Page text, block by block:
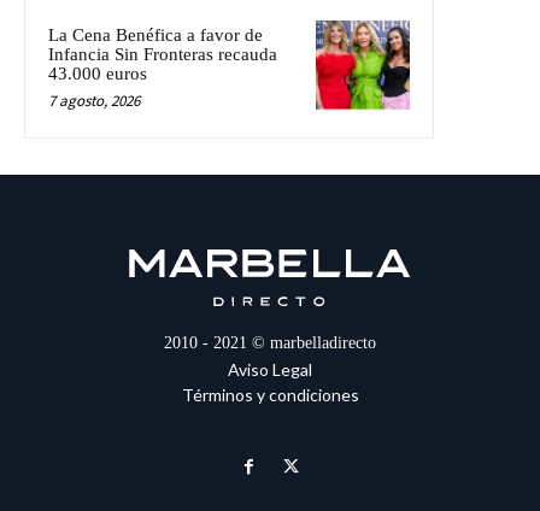
La Cena Benéfica a favor de
Infancia Sin Fronteras recauda
43.000 euros
7 agosto, 2026
2010 - 2021 © marbelladirecto
Aviso Legal
Términos y condiciones